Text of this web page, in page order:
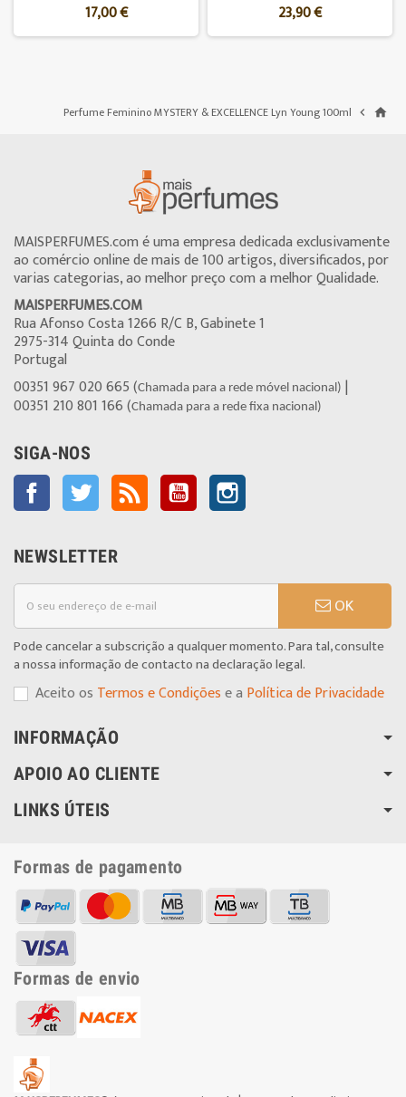
17,00 € 23,90 €
home

Perfume Feminino MYSTERY & EXCELLENCE Lyn Young 100ml
MAISPERFUMES.com é uma empresa dedicada exclusivamente
ao comércio online de mais de 100 artigos, diversificados, por
varias categorias, ao melhor preço com a melhor Qualidade.
MAISPERFUMES.COM
Rua Afonso Costa 1266 R/C B, Gabinete 1
2975-314 Quinta do Conde
Portugal
00351 967 020 665 (Chamada para a rede móvel nacional) |
00351 210 801 166 (Chamada para a rede fixa nacional)
SIGA-NOS
Facebook Twitter Rss YouTube
NEWSLETTER
OK
Pode cancelar a subscrição a qualquer momento. Para tal, consulte
a nossa informação de contacto na declaração legal.
Aceito os Termos e Condiçõese a Política de Privacidade
INFORMAÇÃO
APOIO AO CLIENTE
LINKS ÚTEIS
Formas de pagamento
Formas de envio